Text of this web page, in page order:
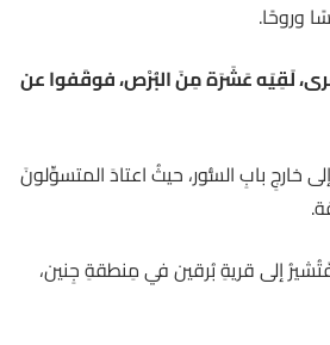
وروحًا.
لَقِيَه عَشَرَة مِنَ البُرْص، فوقَفوا عن
إلى خارجِ بابِ السُّور، حيثُ اعتادَ المتسوِّلونَ
إلى قريةِ بُرقين في مِنطقةِ جِنين،